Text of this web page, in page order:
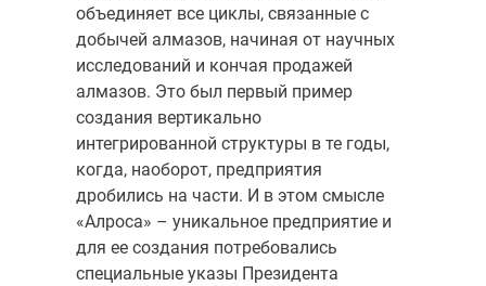
объединяет все циклы, связанные с
добычей алмазов, начиная от научных
исследований и кончая продажей
алмазов. Это был первый пример
создания вертикально
интегрированной структуры в те годы,
когда, наоборот, предприятия
дробились на части. И в этом смысле
«Алроса» – уникальное предприятие и
для ее создания потребовались
специальные указы Президента